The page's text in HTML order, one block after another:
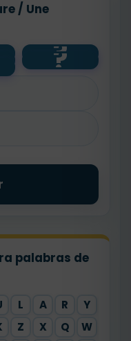
/ Une
?
⏰
?
brush
teeth
palabras de
L A R Y
Z X Q W